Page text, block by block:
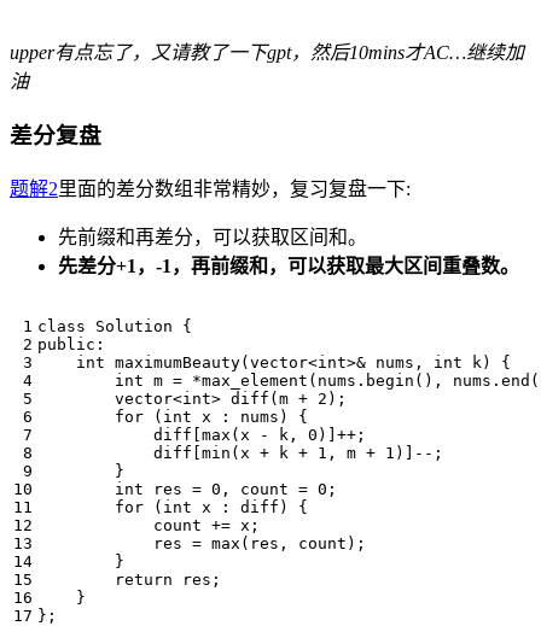
upper有点忘了，又请教了一下gpt，然后10mins才AC…继续加
油
差分复盘
题解2里面的差分数组非常精妙，复习复盘一下:
先前缀和再差分，可以获取区间和。
先差分+1，-1，再前缀和，可以获取最大区间重叠数。
class Solution
{
public :
int maximumBeauty(vector<int>& nums , int k )
{
int m = *max_element ( nums . begin (), nums . end
vector<int> diff (m + 2 );
for
( int x : nums )
{
diff [max ( x - k , 0 )] ++ ;
diff [min ( x + k + 1 , m + 1 )] -- ;
}
int
res = 0 , count = 0 ;
for
( int x : diff )
{
count += x ;
res = max ( res , count );
}
return
res ;
}
};